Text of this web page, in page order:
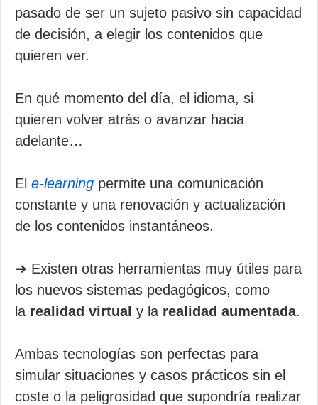
pasado de ser un sujeto pasivo sin capacidad
de decisión, a elegir los contenidos que
quieren ver.
En qué momento del día, el idioma, si
quieren volver atrás o avanzar hacia
adelante…
El e-learning permite una comunicación
constante y una renovación y actualización
de los contenidos instantáneos.
➜ Existen otras herramientas muy útiles para
los nuevos sistemas pedagógicos, como
la realidad virtual y la realidad aumentada.
Ambas tecnologías son perfectas para
simular situaciones y casos prácticos sin el
coste o la peligrosidad que supondría realizar